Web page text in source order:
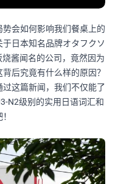
会如何影响我们餐桌上的
日本知名品牌オタフクソ
酱闻名的公司，竟然因为
后究竟有什么样的原因？
这篇新闻，我们不仅能了
N2级别的实用日语词汇和